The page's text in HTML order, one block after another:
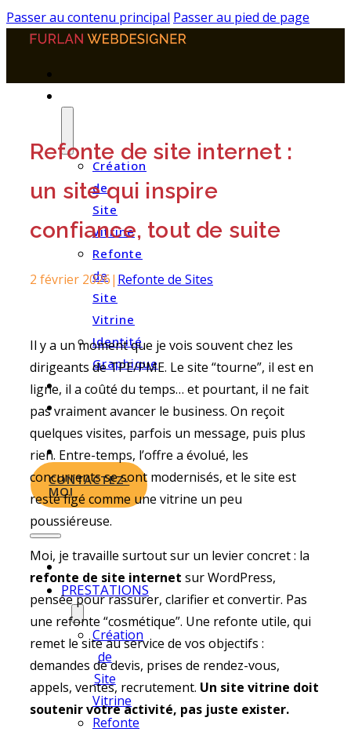
Passer au contenu principal Passer au pied de page
Création
de
Site
Vitrine
Refonte
de
Site
Vitrine
Identité
Graphique
PORTFOLIO
À
PROPOS
ACTUS
CONTACTEZ-
MOI
PRESTATIONS
Création
de
Site
Vitrine
Refonte
Refonte de site internet :
un site qui inspire
confiance, tout de suite
2 février 2026| Refonte de Sites
Il y a un moment que je vois souvent chez les
dirigeants de TPE/PME. Le site “tourne”, il est en
ligne, il a coûté du temps… et pourtant, il ne fait
pas vraiment avancer le business. On reçoit
quelques visites, parfois un message, puis plus
rien. Entre-temps, l’offre a évolué, les
concurrents se sont modernisés, et le site est
resté figé comme une vitrine un peu
poussiéreuse.
Moi, je travaille surtout sur un levier concret : la
refonte de site internet sur WordPress,
pensée pour rassurer, clarifier et convertir. Pas
une refonte “cosmétique”. Une refonte utile, qui
remet le site au service de vos objectifs :
demandes de devis, prises de rendez-vous,
appels, ventes, recrutement. Un site vitrine doit
soutenir votre activité, pas juste exister.
Panneau de gestion des cookies